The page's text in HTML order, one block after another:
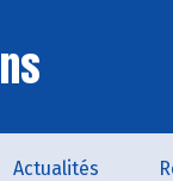
Actualités